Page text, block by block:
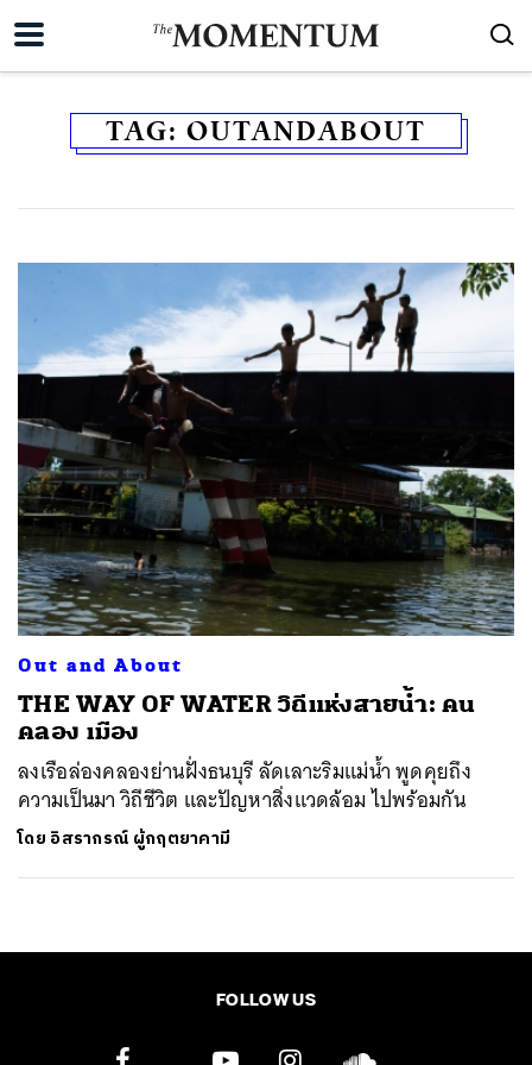
TAG: OUTANDABOUT
Out and About
THE WAY OF WATER วิถีแห่งสายน้ำ: คน
คลอง เมือง
ลงเรือล่องคลองย่านฝั่งธนบุรี ลัดเลาะริมแม่น้ำ พูดคุยถึง
ความเป็นมา วิถีชีวิต และปัญหาสิ่งแวดล้อม ไปพร้อมกัน
โดย อิสรากรณ์ ผู้กฤตยาคามี
FOLLOW US
ค้นหา
SHARE TWEET LINE EMAIL